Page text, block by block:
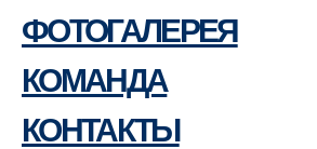
ФОТОГАЛЕРЕЯ
КОМАНДА
КОНТАКТЫ